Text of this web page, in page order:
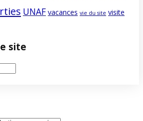
UNAF vacances vie du site visite
site